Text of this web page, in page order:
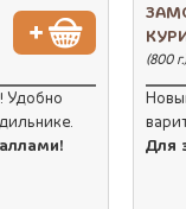
Удобно
(800 г.)
Для